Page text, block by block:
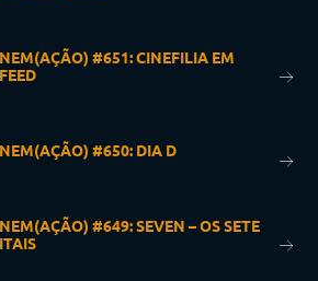
#651: CINEFILIA EM
#650: DIA D
#649: SEVEN – OS SETE